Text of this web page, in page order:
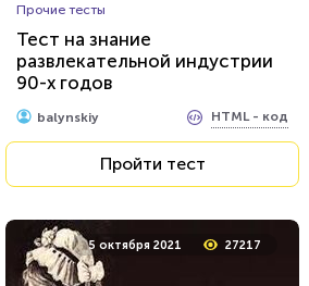
Тест о редких животных
Пройти тест
Прочие тесты
Тест на знание
развлекательной индустрии
90-х годов
balynskiy HTML - код
Пройти тест
5 октября 2021 27217